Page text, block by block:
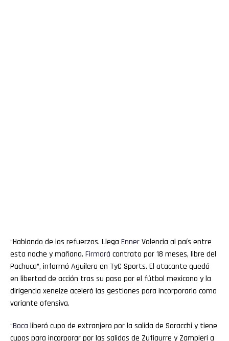
“Hablando de los refuerzos. Llega EnnerValencia al país entre
esta noche y mañana. Firmará contrato por 18 meses, libre del
Pachuca”, informó Aguilera en TyC Sports. El atacante quedó
en libertad de acción tras su paso por el fútbol mexicano y la
dirigencia xeneize aceleró las gestiones para incorporarlo como
variante ofensiva.
“Boca liberó cupo de extranjero por la salida de Saracchi y tiene
cupos para incorporar por las salidas de Zufiaurre y Zampieri a